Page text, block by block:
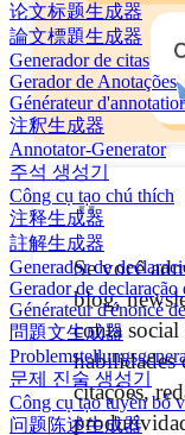
论文标题生成器
論文標題生成器
Generador de citas
Gerador de Anotações
Générateur
注釈生成器
Annotator-Generator
주석 생성기
Công cụ tạo chú thích
注释生成器
註解生成器
Generador de
Gerador de declaração
Générateur d'énoncé
問題文生成器
문제 진술 생성기
Công cụ tạo tuyên bố
问题陈述生成器
"
Se você
blog,
conta social
habilidades
citações,